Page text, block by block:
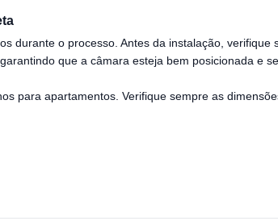
durante o processo. Antes da instalação, verifique
que a câmara esteja bem posicionada e
para apartamentos. Verifique sempre as